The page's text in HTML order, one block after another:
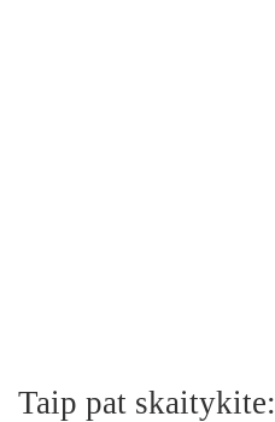
Taip pat skaitykite: